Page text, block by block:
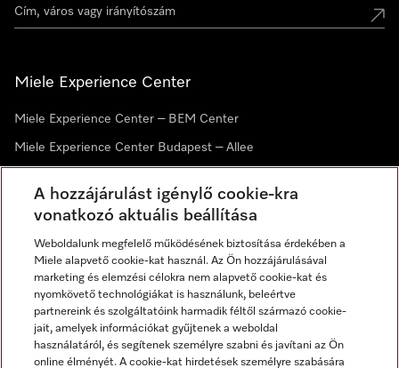
Miele Experience Center
Miele Experience Center – BEM Center
Miele Experience Center Budapest – Allee
Hírlevél
A hozzájárulást igénylő cookie-kra
vonatkozó aktuális beállítása
Weboldalunk megfelelő működésének biztosítása érdekében a
Miele alapvető cookie-kat használ. Az Ön hozzájárulásával
marketing és elemzési célokra nem alapvető cookie-kat és
nyomkövető technológiákat is használunk, beleértve
partnereink és szolgáltatóink harmadik féltől származó cookie-
jait, amelyek információkat gyűjtenek a weboldal
használatáról, és segítenek személyre szabni és javítani az Ön
online élményét. A cookie-kat hirdetések személyre szabására